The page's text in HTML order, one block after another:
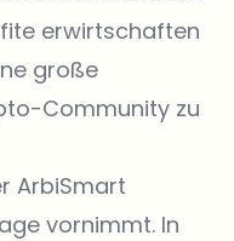
erwirtschaften
große
Community zu
ArbiSmart
vornimmt. In